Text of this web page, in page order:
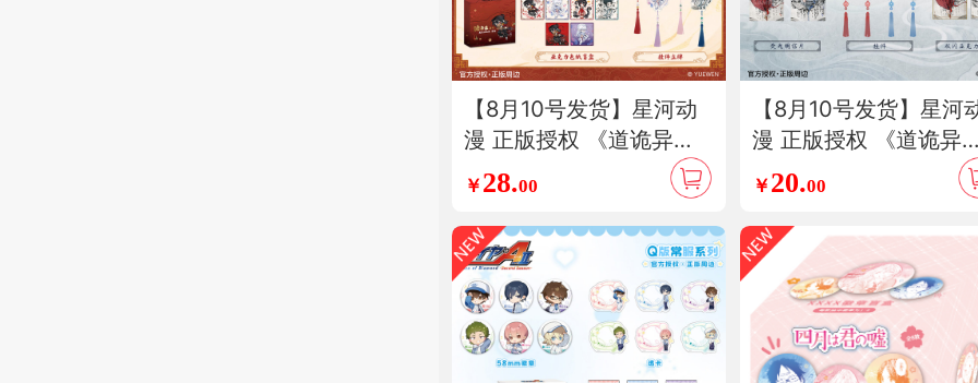
【8月10号发货】星河动
漫 正版授权 《道诡异
仙》诡弈录系列 李火旺
诸葛渊 拍立得徽章色纸盲
盒亚克力砖挂件周边
￥ 28.00
【8月10号发货】星河
漫 正版授权 《道诡异
仙》书中人系列 李火旺
诸葛渊 徽章 明信片 挂
色纸周边
￥ 20.00